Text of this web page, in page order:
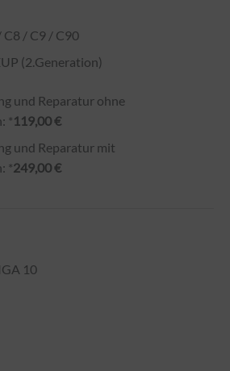
C8 / C9 / C90
(2.Generation)
und Reparatur ohne
*119,00 €
und Reparatur mit
*249,00 €
10